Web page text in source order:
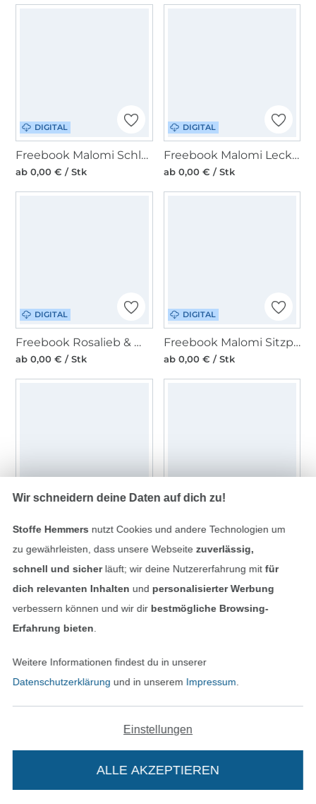
DIGITAL
Freebook Malomi Schlange Serafina
ab 0,00 € / Stk
DIGITAL
Freebook Malomi Leckerlibeutel
ab 0,00 € / Stk
DIGITAL
Freebook Rosalieb & Wildblau Summerbreezy
ab 0,00 € / Stk
DIGITAL
Freebook Malomi Sitzpouf CHILLMA
ab 0,00 € / Stk
DIGITAL
Freebook Malomi Kinderschürze
ab 0,00 € / Stk
DIGITAL
ab 0,00 € / Stk
DIGITAL
ab 0,00 € / Stk
Wir schneidern deine Daten auf dich zu!
Stoffe Hemmers nutzt Cookies und andere Technologien um
zu gewährleisten, dass unsere Webseite zuverlässig,
schnell und sicherläuft; wir deine Nutzererfahrung mitfür
dich relevanten Inhalten und personalisierter Werbung
verbessern können und wir dir bestmögliche Browsing-
Erfahrung bieten
Weitere Informationen findest du in unserer
Datenschutzerklärung und in unserem Impressum
Einstellungen
ALLE AKZEPTIEREN